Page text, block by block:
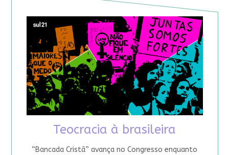
Teocracia à brasileira
“Bancada Cristã” avança no Congresso enquanto